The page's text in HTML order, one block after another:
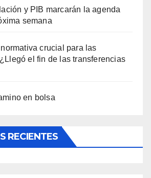
y PIB marcarán la agenda
semana
crucial para las
el fin de las transferencias
en bolsa
RECIENTES